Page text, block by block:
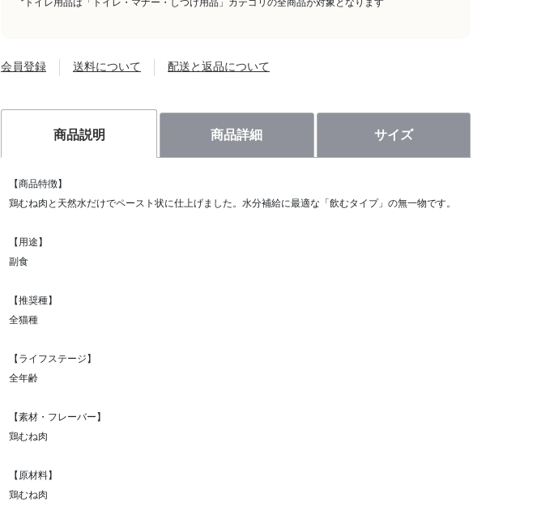
*トイレ用品は「トイレ・マナー・しつけ用品」カテゴリの全商品が対象となります
会員登録 送料について 配送と返品について
商品説明 商品詳細 サイズ
【商品特徴】
鶏むね肉と天然水だけでペースト状に仕上げました。水分補給に最適な「飲むタイプ」の無一物です。
【用途】
副食
【推奨種】
全猫種
【ライフステージ】
全年齢
【素材・フレーバー】
鶏むね肉
【原材料】
鶏むね肉